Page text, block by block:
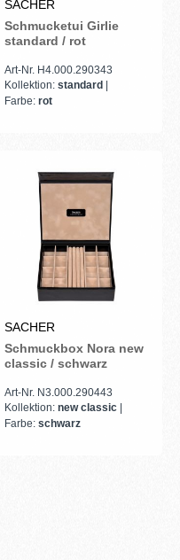
SACHER
Schmucketui Girlie
standard / rot
Art-Nr. H4.000.290343
Kollektion: standard
Farbe: rot
SACHER
Schmuckbox Nora new
classic / schwarz
Art-Nr. N3.000.290443
Kollektion: new classic
Farbe: schwarz